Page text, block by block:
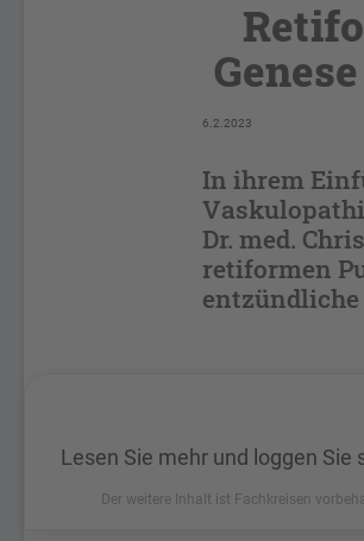
6.2.2023
In ihrem
Dr. med.
retiformen
Lesen Sie mehr und loggen
Der weitere Inhalt ist Fachkreisen